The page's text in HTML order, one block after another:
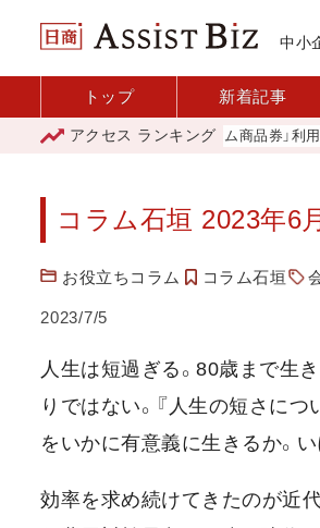
中小
トップ 新着記事
アクセス ランキング
「青森市プレミアム商品券」利用店舗
コラム石垣 2023年6
お役立ちコラム コラム石垣
2023/7/5
人生は短過ぎる。80歳まで生
りではない。『人生の短さにつ
をいかに有意義に生きるか。
効率を求め続けてきたのが近